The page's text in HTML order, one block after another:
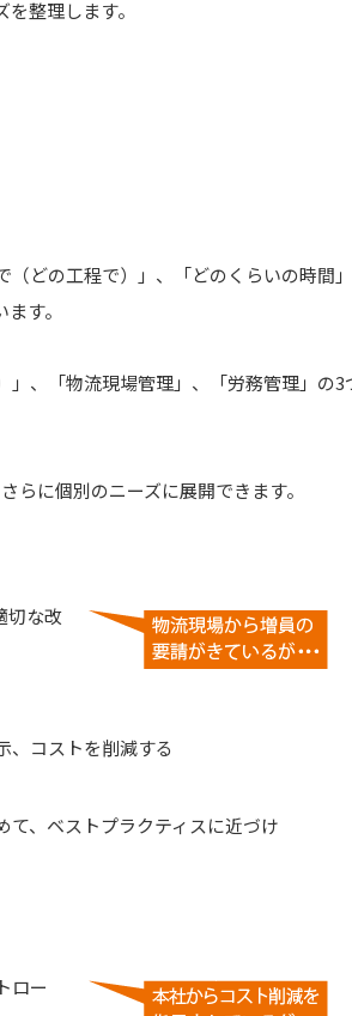
整理します。
どの工程で）」、「どのくらいの時間」
す。
、「物流現場管理」、「労務管理」の3
らに個別のニーズに展開できます。
切な改
、コストを削減する
、ベストプラクティスに近づけ
ロー